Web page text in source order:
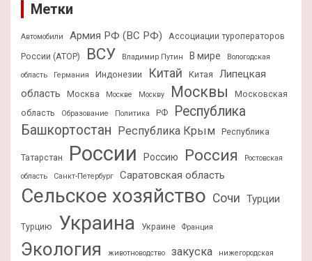
Метки
Автомобили Армия РФ (ВС РФ)
Ассоциации туроператоров
России (АТОР)
ВСУ Владимир Путин В мире
Вологодская
область
Германия Индонезии Китай Китая
Липецкая
область
Москва Москве Москву Москвы
Московская
область
Образование Политика РФ
Республика
Башкортостан
Республика Крым Республика
Татарстан России Россию Россия
Ростовская
область
Санкт-Петербург Саратовская область
Сельское хозяйство Сочи Турции
Турцию Украина Украине Франция
Экология животноводство закуска нижегородская